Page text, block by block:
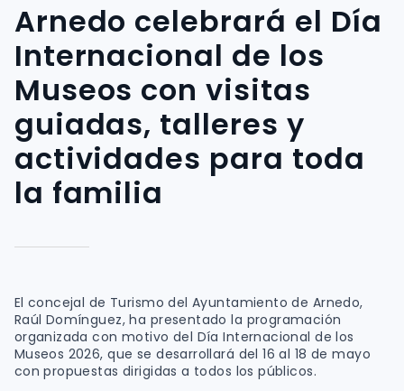
Arnedo celebrará el Día
Internacional de los
Museos con visitas
guiadas, talleres y
actividades para toda
la familia
El concejal de Turismo del Ayuntamiento de Arnedo,
Raúl Domínguez, ha presentado la programación
organizada con motivo del Día Internacional de los
Museos 2026, que se desarrollará del 16 al 18 de mayo
con propuestas dirigidas a todos los públicos.